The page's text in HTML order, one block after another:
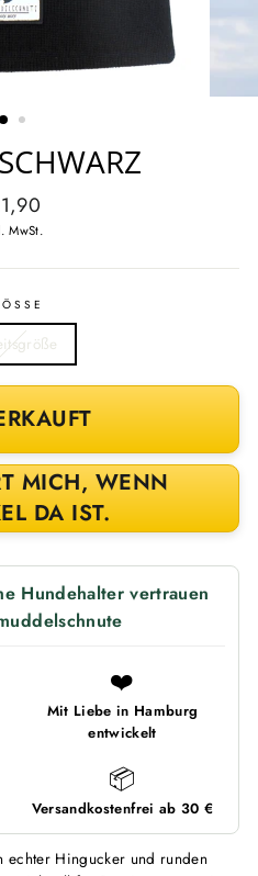
MwSt.
MICH, WENN
DA IST.
Hundehalter vertrauen
❤️
Mit Liebe in Hamburg
entwickelt
📦
Versandkostenfrei ab 30 €
echter Hingucker und runden